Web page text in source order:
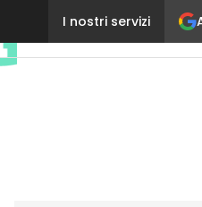
I nostri servizi
La New Customer